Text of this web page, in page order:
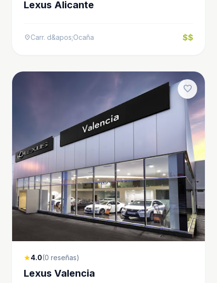
Lexus Alicante
location_onCarr. d&apos;Ocaña $$
favorite
star4.0(0 reseñas)
Lexus Valencia